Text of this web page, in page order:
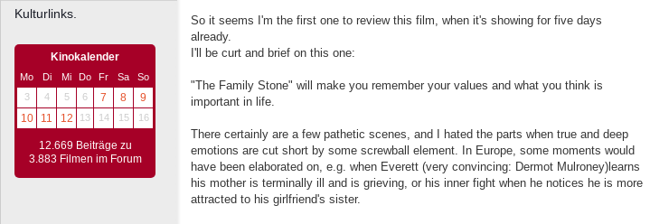
Kulturlinks.
Kinokalender
Mo Di Mi Do Fr Sa
So
3
4 5 6 7 8
9
10
11 12 13 14 15 16
12.669 Beiträge zu
3.883 Filmen im Forum
So it seems I'm the first one to review this film, when it's showing for five days
already.
I'll be curt and brief on this one:
"The Family Stone" will make you remember your values and what you think is
important in life.
There certainly are a few pathetic scenes, and I hated the parts when true and deep
emotions are cut short by some screwball element. In Europe, some moments would
have been elaborated on, e.g. when Everett (very convincing: Dermot Mulroney)learns
his mother is terminally ill and is grieving, or his inner fight when he notices he is more
attracted to his girlfriend's sister.